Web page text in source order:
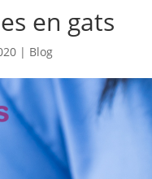
en gats
| Blog